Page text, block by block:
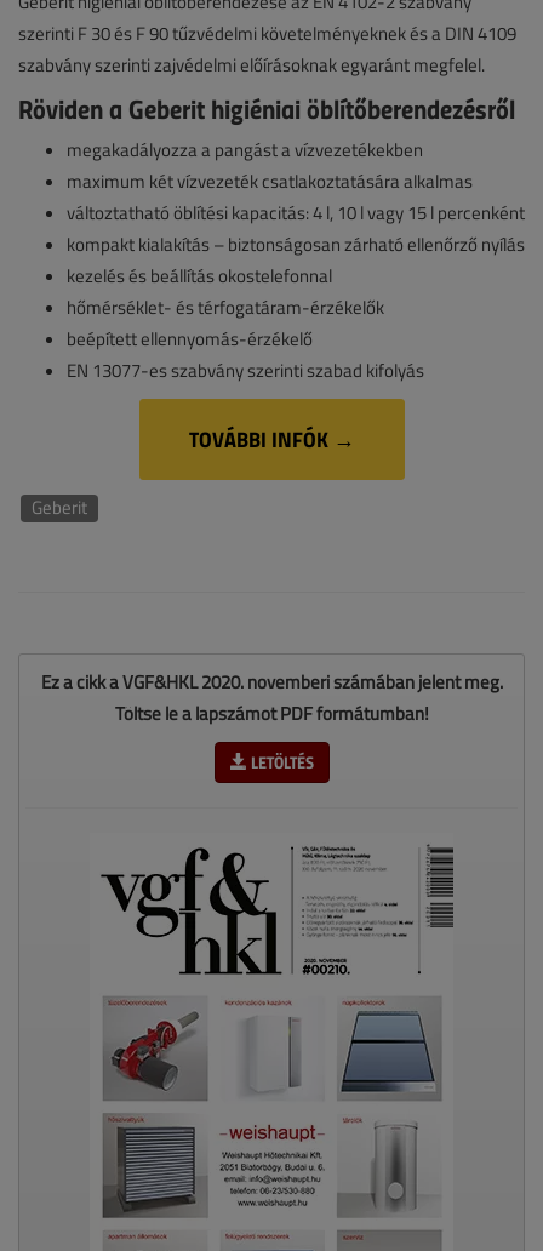
szerinti F 30 és F 90 tűzvédelmi követelményeknek és a DIN 4109
szabvány szerinti zajvédelmi előírásoknak egyaránt megfelel.
Röviden a Geberit higiéniai öblítőberendezésről
megakadályozza a pangást a vízvezetékekben
maximum két vízvezeték csatlakoztatására alkalmas
változtatható öblítési kapacitás: 4 l, 10 l vagy 15 l percenként
kompakt kialakítás – biztonságosan zárható ellenőrző nyílás
kezelés és beállítás okostelefonnal
hőmérséklet- és térfogatáram-érzékelők
beépített ellennyomás-érzékelő
EN 13077-es szabvány szerinti szabad kifolyás
TOVÁBBI INFÓK →
Geberit
Ez a cikk a VGF&HKL 2020. novemberi számában jelent meg.
Töltse le a lapszámot PDF formátumban!
LETÖLTÉS